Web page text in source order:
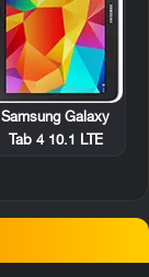
Samsung Galaxy
Tab 4 10.1 LTE